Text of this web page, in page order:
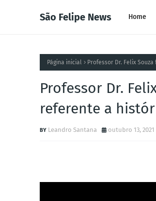
São Felipe News Home
Página inicial Professor Dr. Felix
Professor Dr.
referente a
Leandro Santana outubro 13, 2021